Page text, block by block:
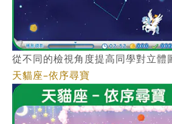
從不同的檢視角度提高同學對立體
天貓座–依序尋寶